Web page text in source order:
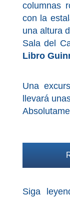
Destinos
QUÉ
VER
Museos
Playas de
Playas de
Excursiones
columnas
con la
una altura
Sala del
Libro
Una
llevará
Siga